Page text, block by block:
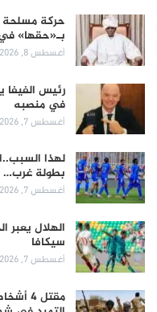
حركة مسلحة
بـ«حقها»
أغسطس 8, 2026
رئيس الفيفا
في منصبه
أغسطس 7, 2026
لهذا
بطولة غرب…
أغسطس 7, 2026
الهلال
سيكافا
أغسطس 7, 2026
مقتل